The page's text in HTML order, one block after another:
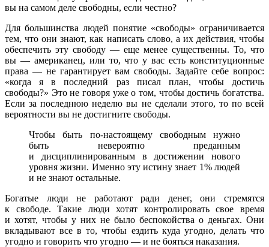
вы на самом деле свободны, если честно?
Для большинства людей понятие «свободы» ограничивается
тем, что они знают, как написать слово, а их действия, чтобы
обеспечить эту свободу — еще менее существенны. То, что
вы — американец, или то, что у вас есть конституционные
права — не гарантирует вам свободы. Задайте себе вопрос:
«когда я в последний раз писал план, чтобы достичь
свободы?» Это не говоря уже о том, чтобы достичь богатства.
Если за последнюю неделю вы не сделали этого, то по всей
вероятности вы не достигните свободы.
Чтобы быть по-настоящему свободным нужно
быть невероятно преданным
и дисциплинированным в достижении нового
уровня жизни. Именно эту истину знает 1% людей
и не знают остальные.
Богатые люди не работают ради денег, они стремятся
к свободе. Такие люди хотят контролировать свое время
и хотят, чтобы у них не было беспокойства о деньгах. Они
вкладывают все в то, чтобы ездить куда угодно, делать что
угодно и говорить что угодно — и не бояться наказания.